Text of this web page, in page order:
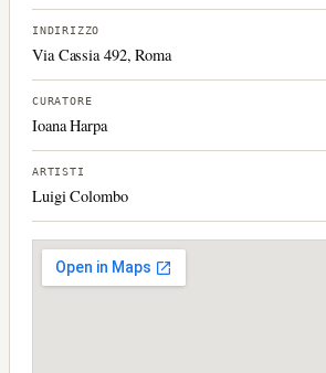
INDIRIZZO
Via Cassia 492, Roma
CURATORE
Ioana Harpa
ARTISTI
Luigi Colombo